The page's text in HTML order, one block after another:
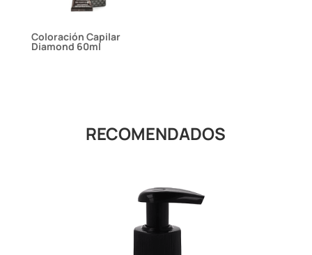
Coloración Capilar
Diamond 60ml
RECOMENDADOS